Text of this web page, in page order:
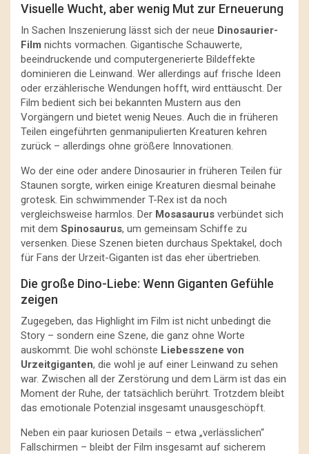
Visuelle Wucht, aber wenig Mut zur Erneuerung
In Sachen Inszenierung lässt sich der neue Dinosaurier-
Film nichts vormachen. Gigantische Schauwerte,
beeindruckende und computergenerierte Bildeffekte
dominieren die Leinwand. Wer allerdings auf frische Ideen
oder erzählerische Wendungen hofft, wird enttäuscht. Der
Film bedient sich bei bekannten Mustern aus den
Vorgängern und bietet wenig Neues. Auch die in früheren
Teilen eingeführten genmanipulierten Kreaturen kehren
zurück – allerdings ohne größere Innovationen.
Wo der eine oder andere Dinosaurier in früheren Teilen für
Staunen sorgte, wirken einige Kreaturen diesmal beinahe
grotesk. Ein schwimmender T-Rex ist da noch
vergleichsweise harmlos. Der Mosasaurus verbündet sich
mit dem Spinosaurus, um gemeinsam Schiffe zu
versenken. Diese Szenen bieten durchaus Spektakel, doch
für Fans der Urzeit-Giganten ist das eher übertrieben.
Die große Dino-Liebe: Wenn Giganten Gefühle
zeigen
Zugegeben, das Highlight im Film ist nicht unbedingt die
Story – sondern eine Szene, die ganz ohne Worte
auskommt. Die wohl schönste Liebesszene von
Urzeitgiganten, die wohl je auf einer Leinwand zu sehen
war. Zwischen all der Zerstörung und dem Lärm ist das ein
Moment der Ruhe, der tatsächlich berührt. Trotzdem bleibt
das emotionale Potenzial insgesamt unausgeschöpft.
Neben ein paar kuriosen Details – etwa „verlässlichen“
Fallschirmen – bleibt der Film insgesamt auf sicherem